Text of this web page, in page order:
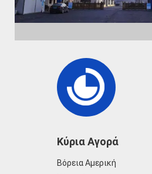
Κύρια Αγορά
Βόρεια Αμερική